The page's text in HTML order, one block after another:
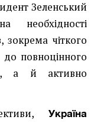
Зеленський
необхідності
зокрема чіткого
повноцінного
а й активно
Україна